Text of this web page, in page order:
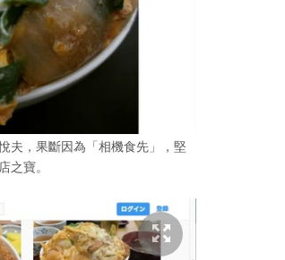
夫，果斷因為「相機食先」，堅
之寶。